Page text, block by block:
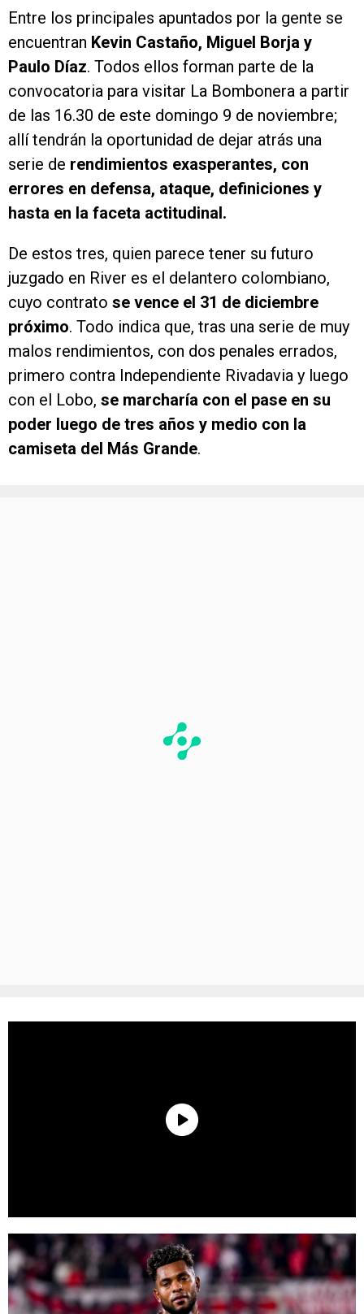
Entre los principales apuntados por la gente se
encuentran Kevin Castaño, Miguel Borja y
Paulo Díaz. Todos ellos forman parte de la
convocatoria para visitar La Bombonera a partir
de las 16.30 de este domingo 9 de noviembre;
allí tendrán la oportunidad de dejar atrás una
serie de rendimientos exasperantes, con
errores en defensa, ataque, definiciones y
hasta en la faceta actitudinal.
De estos tres, quien parece tener su futuro
juzgado en River es el delantero colombiano,
cuyo contrato se vence el 31 de diciembre
próximo. Todo indica que, tras una serie de muy
malos rendimientos, con dos penales errados,
primero contra Independiente Rivadavia y luego
con el Lobo, se marcharía con el pase en su
poder luego de tres años y medio con la
camiseta del Más Grande.